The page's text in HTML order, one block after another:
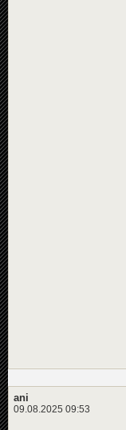
ani
09.08.2025 09:53